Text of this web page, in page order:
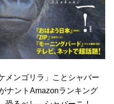
メンゴリラ」ことシャバー
ナントAmazonランキング